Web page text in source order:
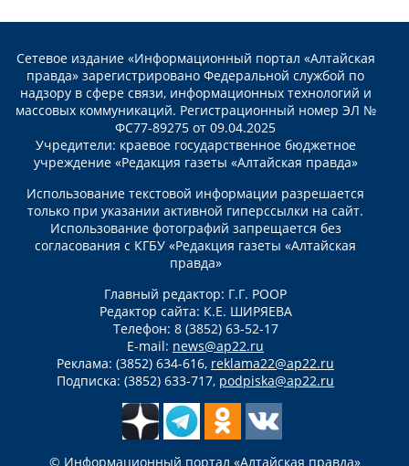
Сетевое издание «Информационный портал «Алтайская
правда» зарегистрировано Федеральной службой по
надзору в сфере связи, информационных технологий и
массовых коммуникаций. Регистрационный номер ЭЛ №
ФС77-89275 от 09.04.2025
Учредители: краевое государственное бюджетное
учреждение «Редакция газеты «Алтайская правда»
Использование текстовой информации разрешается
только при указании активной гиперссылки на сайт.
Использование фотографий запрещается без
согласования с КГБУ «Редакция газеты «Алтайская
правда»
Главный редактор: Г.Г. РООР
Редактор сайта: К.Е. ШИРЯЕВА
Телефон: 8 (3852) 63-52-17
E-mail: news@ap22.ru
Реклама: (3852) 634-616, reklama22@ap22.ru
Подписка: (3852) 633-717, podpiska@ap22.ru
© Информационный портал «Алтайская правда»